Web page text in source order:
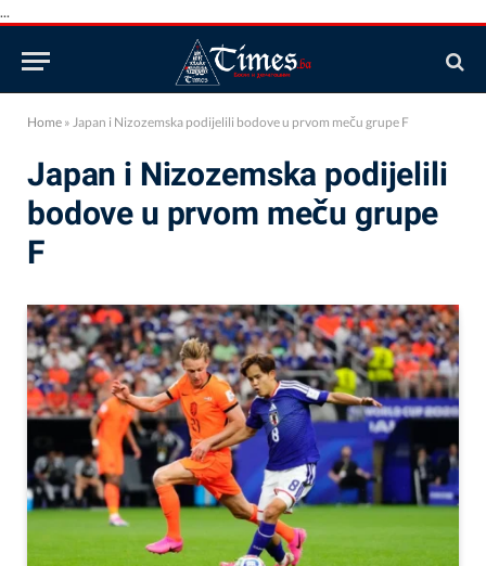
...
Home » Japan i Nizozemska podijelili bodove u prvom meču grupe F
Japan i Nizozemska podijelili
bodove u prvom meču grupe
F